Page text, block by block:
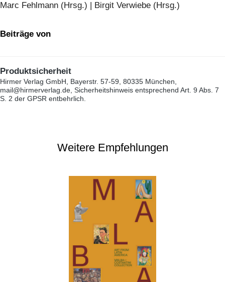
Marc Fehlmann (Hrsg.) | Birgit Verwiebe (Hrsg.)
Beiträge von
Produktsicherheit
Hirmer Verlag GmbH, Bayerstr. 57-59, 80335 München,
mail@hirmerverlag.de, Sicherheitshinweis entsprechend Art. 9 Abs. 7
S. 2 der GPSR entbehrlich.
Weitere Empfehlungen